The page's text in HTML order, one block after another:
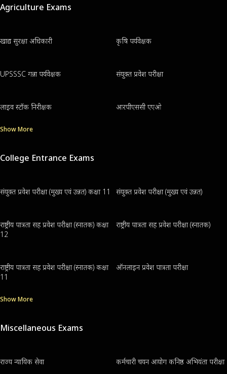
Agriculture Exams
खाद्य सुरक्षा अधिकारी कृषि पर्यवेक्षक
UPSSSC गन्ना पर्यवेक्षक संयुक्त प्रवेश परीक्षा
लाइव स्टॉक निरीक्षक आरपीएससी एएओ
Show More
College Entrance Exams
संयुक्त प्रवेश परीक्षा (मुख्य एवं उन्नत) कक्षा 11 संयुक्त प्रवेश परीक्षा (मुख्य एवं उन्नत)
राष्ट्रीय पात्रता सह प्रवेश परीक्षा (स्नातक) कक्षा
12
राष्ट्रीय पात्रता सह प्रवेश परीक्षा (स्नातक)
राष्ट्रीय पात्रता सह प्रवेश परीक्षा (स्नातक) कक्षा
11
ऑनलाइन प्रवेश पात्रता परीक्षा
Show More
Miscellaneous Exams
राज्य न्यायिक सेवा कर्मचारी चयन आयोग कनिष्ठ अभियंता परीक्षा